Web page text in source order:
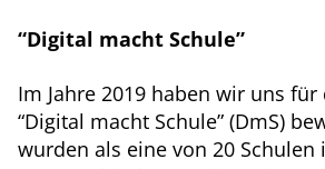
“Digital macht Schule”
Im Jahre 2019 haben wir uns für
“Digital macht Schule” (DmS)
wurden als eine von 20 Schulen